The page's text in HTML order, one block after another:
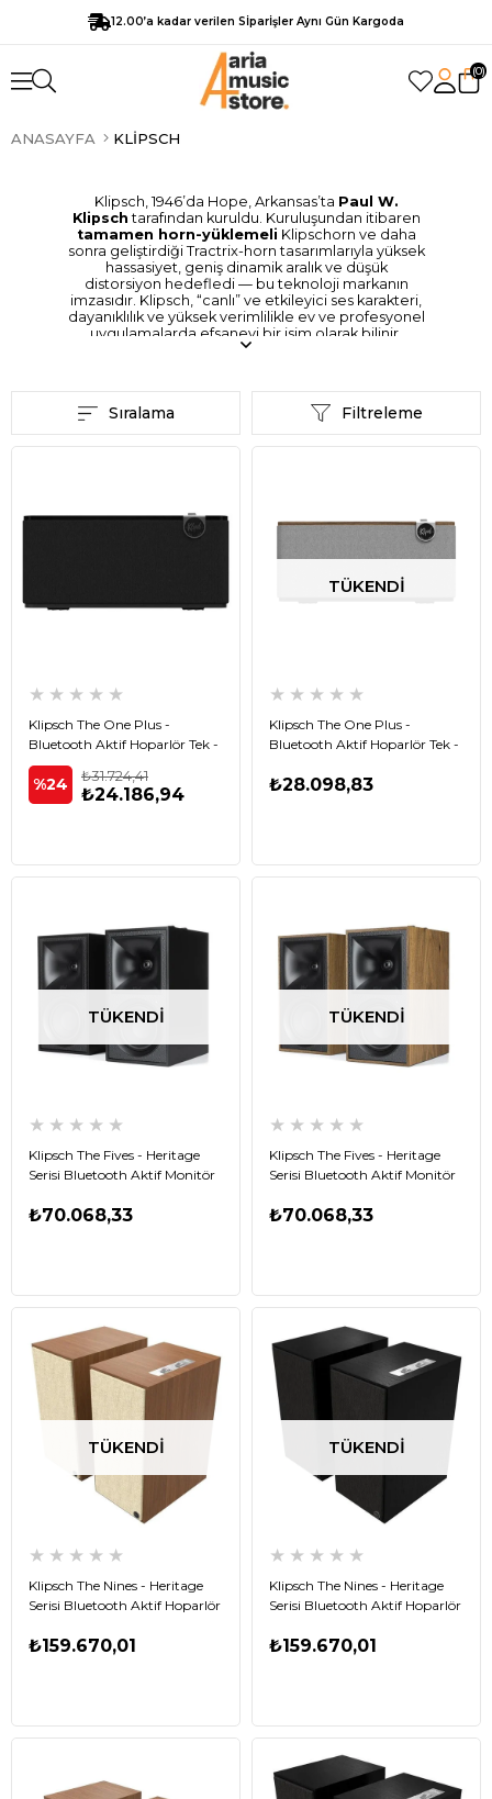
12.00’a kadar verilen Sİparİşler Aynı Gün Kargoda
0
ANASAYFA KLIPSCH
Klipsch, 1946’da Hope, Arkansas’ta Paul W.
Klipsch tarafından kuruldu. Kuruluşundan itibaren
tamamen horn-yüklemeli Klipschorn ve daha
sonra geliştirdiği Tractrix-horn tasarımlarıyla yüksek
hassasiyet, geniş dinamik aralık ve düşük
distorsiyon hedefledi — bu teknoloji markanın
imzasıdır. Klipsch, “canlı” ve etkileyici ses karakteri,
dayanıklılık ve yüksek verimlilikle ev ve profesyonel
uygulamalarda efsanevi bir isim olarak bilinir.
Filtreleme
Sıralama
★ ★ ★ ★ ★
Klipsch The One Plus -
Bluetooth Aktif Hoparlör Tek -
Siyah
%24 ₺24.186,94
₺31.724,41
TÜKENDI
★ ★ ★ ★ ★
Klipsch The One Plus -
Bluetooth Aktif Hoparlör Tek -
₺28.098,83
TÜKENDI
★ ★ ★ ★ ★
Klipsch The Fives - Heritage
Serisi Bluetooth Aktif Monitör
₺70.068,33
TÜKENDI
★ ★ ★ ★ ★
Klipsch The Fives - Heritage
Serisi Bluetooth Aktif Monitör
₺70.068,33
TÜKENDI
★ ★ ★ ★ ★
Klipsch The Nines - Heritage
Serisi Bluetooth Aktif Hoparlör
₺159.670,01
TÜKENDI
★ ★ ★ ★ ★
Klipsch The Nines - Heritage
Serisi Bluetooth Aktif Hoparlör
₺159.670,01